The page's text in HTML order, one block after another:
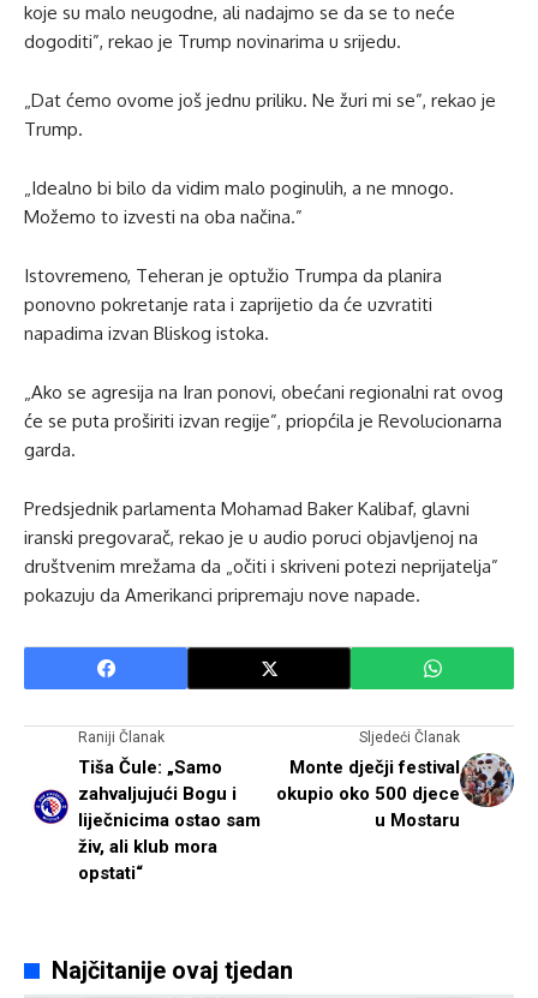
koje su malo neugodne, ali nadajmo se da se to neće
dogoditi”, rekao je Trump novinarima u srijedu.
„Dat ćemo ovome još jednu priliku. Ne žuri mi se”, rekao je
Trump.
„Idealno bi bilo da vidim malo poginulih, a ne mnogo.
Možemo to izvesti na oba načina.”
Istovremeno, Teheran je optužio Trumpa da planira
ponovno pokretanje rata i zaprijetio da će uzvratiti
napadima izvan Bliskog istoka.
„Ako se agresija na Iran ponovi, obećani regionalni rat ovog
će se puta proširiti izvan regije”, priopćila je Revolucionarna
garda.
Predsjednik parlamenta Mohamad Baker Kalibaf, glavni
iranski pregovarač, rekao je u audio poruci objavljenoj na
društvenim mrežama da „očiti i skriveni potezi neprijatelja”
pokazuju da Amerikanci pripremaju nove napade.
Raniji Članak
Tiša Čule: „Samo
zahvaljujući Bogu i
liječnicima ostao sam
živ, ali klub mora
opstati“
Sljedeći Članak
Monte dječji festival
okupio oko 500 djece
u Mostaru
Najčitanije ovaj tjedan